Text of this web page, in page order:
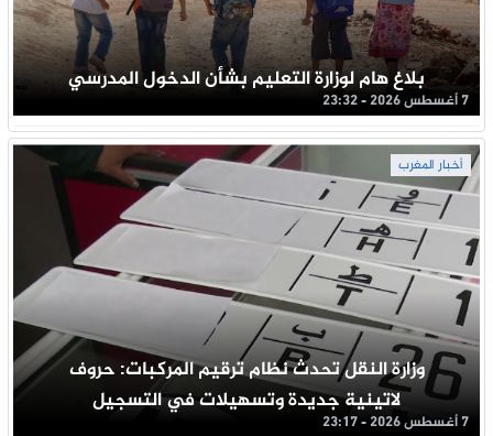
بلاغ هام لوزارة التعليم بشأن الدخول المدرسي
7 أغسطس 2026 - 23:32
أخبار المغرب
وزارة النقل تحدث نظام ترقيم المركبات: حروف
لاتينية جديدة وتسهيلات في التسجيل
7 أغسطس 2026 - 23:17